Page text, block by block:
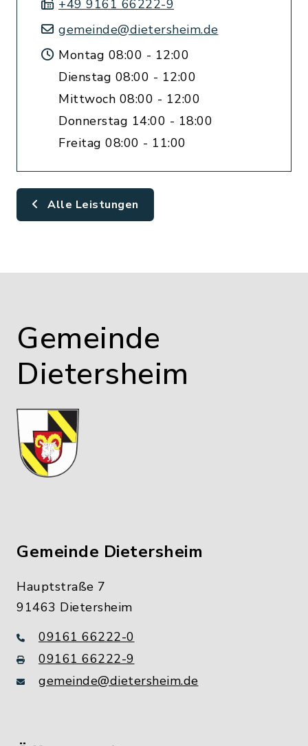
+49 9161 66222-9
gemeinde@dietersheim.de
Montag 08:00 - 12:00
Dienstag 08:00 - 12:00
Mittwoch 08:00 - 12:00
Donnerstag 14:00 - 18:00
Freitag 08:00 - 11:00
Alle Leistungen
Gemeinde
Dietersheim
Gemeinde Dietersheim
Hauptstraße 7
91463 Dietersheim
09161 66222-0
09161 66222-9
gemeinde@dietersheim.de